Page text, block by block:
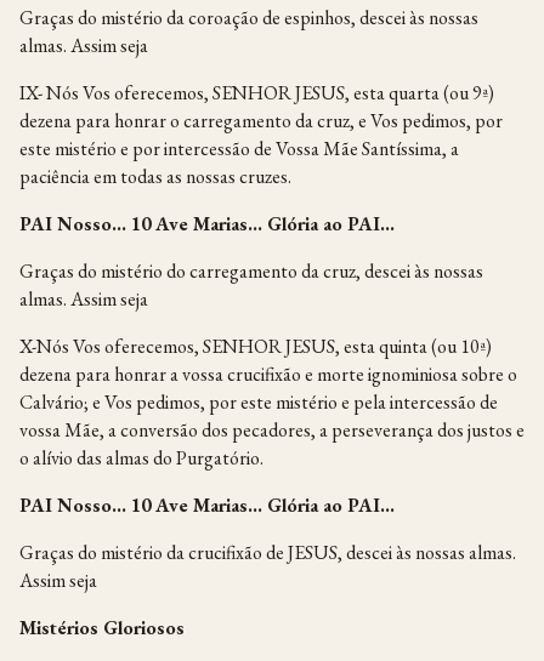
Graças do mistério da coroação de espinhos, descei às nossas
almas. Assim seja
IX- Nós Vos oferecemos, SENHOR JESUS, esta quarta (ou 9ª)
dezena para honrar o carregamento da cruz, e Vos pedimos, por
este mistério e por intercessão de Vossa Mãe Santíssima, a
paciência em todas as nossas cruzes.
PAI Nosso… 10 Ave Marias… Glória ao PAI…
Graças do mistério do carregamento da cruz, descei às nossas
almas. Assim seja
X-Nós Vos oferecemos, SENHOR JESUS, esta quinta (ou 10ª)
dezena para honrar a vossa crucifixão e morte ignominiosa sobre o
Calvário; e Vos pedimos, por este mistério e pela intercessão de
vossa Mãe, a conversão dos pecadores, a perseverança dos justos e
o alívio das almas do Purgatório.
PAI Nosso… 10 Ave Marias… Glória ao PAI…
Graças do mistério da crucifixão de JESUS, descei às nossas almas.
Assim seja
Mistérios Gloriosos